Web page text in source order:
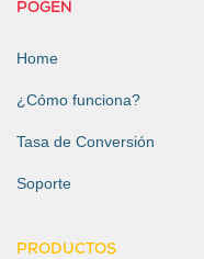
POGEN
Home
¿Cómo funciona?
Tasa de Conversión
Soporte
PRODUCTOS